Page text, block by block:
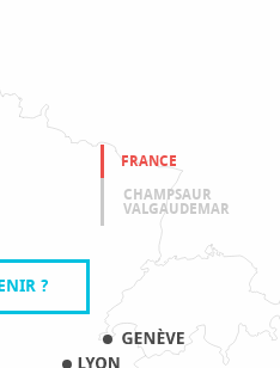
FRANCE
CHAMPSAUR
VALGAUDEMAR
?